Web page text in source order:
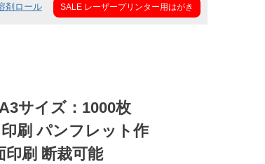
剤ロール SALE レーザープリンター用はがき
サイズ：1000枚
刷 パンフレット作
印刷 断裁可能